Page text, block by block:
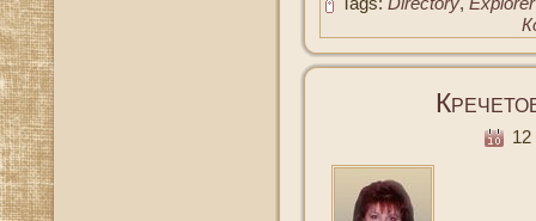
Tags: Directory, Explorer
12